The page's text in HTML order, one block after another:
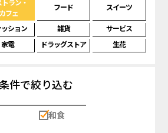
トラン・
カフェ
フード スイーツ
ション 雑貨
サービス
家電 ドラッグストア 生花
条件で絞り込む
和食